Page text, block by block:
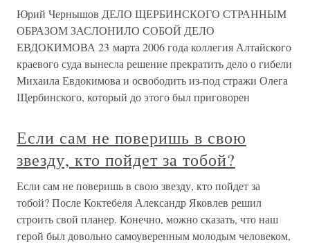
Юрий Чернышов ДЕЛО ЩЕРБИНСКОГО СТРАННЫМ
ОБРАЗОМ ЗАСЛОНИЛО СОБОЙ ДЕЛО
ЕВДОКИМОВА 23 марта 2006 года коллегия Алтайского
краевого суда вынесла решение прекратить дело о гибели
Михаила Евдокимова и освободить из-под стражи Олега
Щербинского, который до этого был приговорен
Если сам не поверишь в свою
звезду, кто пойдет за тобой?
Если сам не поверишь в свою звезду, кто пойдет за
тобой? После Коктебеля Александр Яковлев решил
строить свой планер. Конечно, можно сказать, что наш
герой был довольно самоуверенным молодым человеком,